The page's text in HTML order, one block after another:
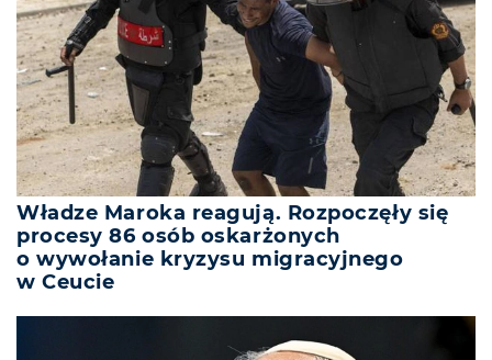
Władze Maroka reagują. Rozpoczęły się
procesy 86 osób oskarżonych
o wywołanie kryzysu migracyjnego
w Ceucie